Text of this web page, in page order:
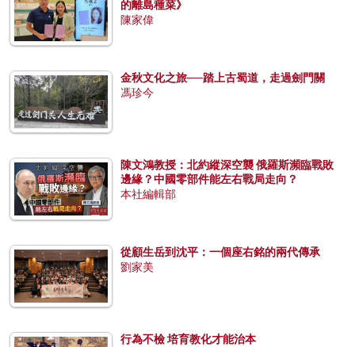
的離島種菜》
陳家偉
金秋文化之旅──踏上古蜀道，走過劍門關
馮珍今
陳文鴻教授：北約縱深空襲 俄羅斯瀕臨戰敗
邊緣？中國零部件能左右戰局走向？
本社編輯部
從顧生岳到沈平：一個座右銘的兩代傳承
劉家美
行為不檢 培育教化才能治本